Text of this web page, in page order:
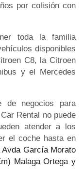
por colisión con
toda la familia
disponibles
C8, la Citroen
y el Mercedes
de negocios para
Rental no puede
atender a los
el coche hasta en
Avda García Morato
Malaga Ortega y